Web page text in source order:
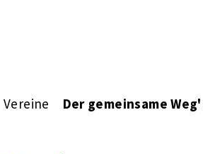
Vereine Der gemeinsame